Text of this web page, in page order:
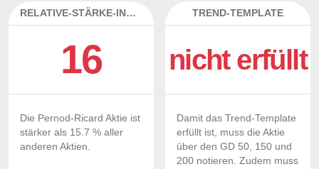
RELATIVE-STÄRKE-INDEX
16
Die Pernod-Ricard Aktie ist
stärker als 15.7 % aller
anderen Aktien.
TREND-TEMPLATE
nicht erfüllt
Damit das Trend-Template
erfüllt ist, muss die Aktie
über den GD 50, 150 und
200 notieren. Zudem muss